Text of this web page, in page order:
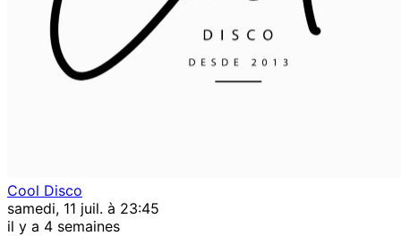
Cool Disco
samedi, 11 juil. à 23:45
il y a 4 semaines